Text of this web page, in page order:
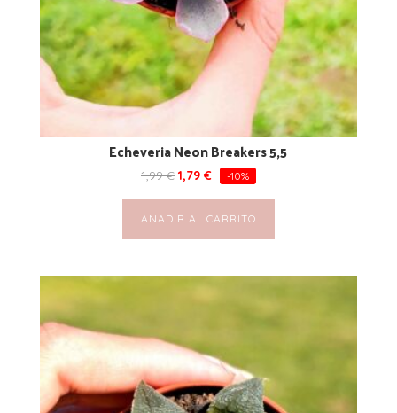
Echeveria Neon Breakers 5,5
1,99€ 1,79 € -10%
AÑADIR AL CARRITO